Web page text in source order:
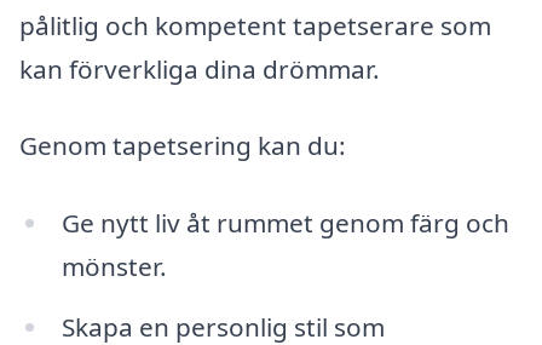
pålitlig och kompetent tapetserare som
kan förverkliga dina drömmar.
Genom tapetsering kan du:
Ge nytt liv åt rummet genom färg och
mönster.
Skapa en personlig stil som